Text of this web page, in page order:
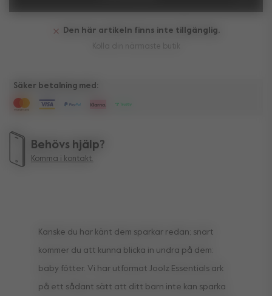
Den här artikeln finns inte tillgänglig.
Säker betalning med:
Behövs hjälp?
Komma i kontakt.
Kanske du har känt dem sparkar redan; snart
kommer du att kunna blicka in undra på dem:
baby fötter. Vi har utformat Joolz Essentials ark
på ett sådant sätt att ditt barn inte kan sparka